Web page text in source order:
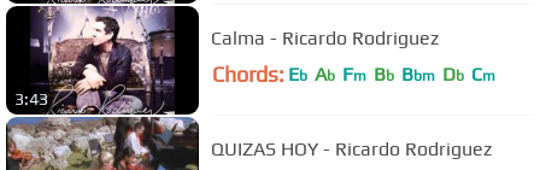
3:43
Calma - Ricardo Rodriguez
Chords: Eb Ab Fm Bb Bbm Db Cm
QUIZAS HOY - Ricardo Rodriguez